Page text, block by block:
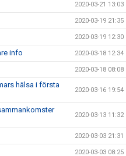
2020-03-21 13:03
2020-03-19 21:35
2020-03-19 12:30
info 2020-03-18 12:34
2020-03-18 08:08
hälsa i första
2020-03-16 19:54
2020-03-13 11:32
2020-03-03 21:31
2020-03-03 08:25